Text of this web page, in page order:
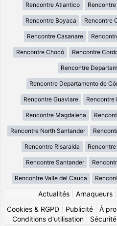
Rencontre Atlantico
Rencontre Boyaca Rencontre
Rencontre Casanare
Rencontre Chocó Rencontre
Rencontre
Rencontre Departamento de
Rencontre Guaviare Rencontre
Rencontre Magdalena
Rencontre North Santander
Rencontre Risaralda
Rencontre Santander
Rencontre Valle del Cauca
Actualités| Arnaqueurs|
Cookies & RGPD
Publicité À
Conditions d'utilisation|